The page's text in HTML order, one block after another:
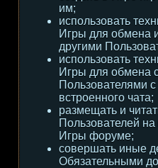
им;
использовать
Игры для обмена
другими
использовать
Игры для обмена
Пользователями
встроенного чата;
размещать и
Пользователей
Игры форуме;
совершать иные
Обязательными